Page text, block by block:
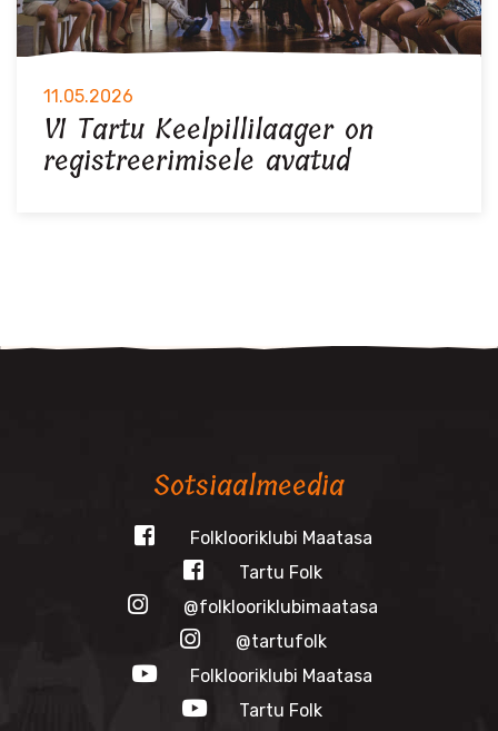
11.05.2026
VI Tartu Keelpillilaager on
registreerimisele avatud
Sotsiaalmeedia
Folklooriklubi Maatasa
Tartu Folk
@folklooriklubimaatasa
@tartufolk
Folklooriklubi Maatasa
Tartu Folk